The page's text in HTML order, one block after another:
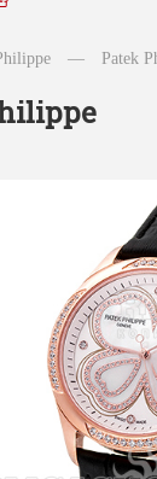
— Patek